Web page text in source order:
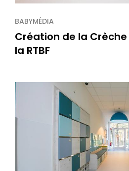
BABYMÉDIA
Création de la
la RTBF